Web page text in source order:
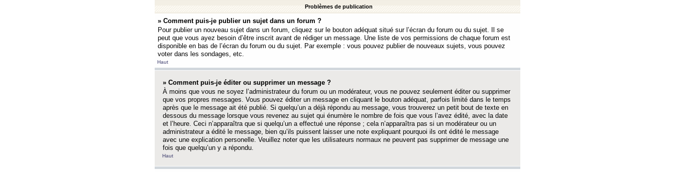
Problèmes de publication
» Comment puis-je publier un sujet dans un forum ?
Pour publier un nouveau sujet dans un forum, cliquez sur le bouton adéquat situé sur l’écran du forum ou du sujet. Il se
peut que vous ayez besoin d’être inscrit avant de rédiger un message. Une liste de vos permissions de chaque forum est
disponible en bas de l’écran du forum ou du sujet. Par exemple : vous pouvez publier de nouveaux sujets, vous pouvez
voter dans les sondages, etc.
Haut
» Comment puis-je éditer ou supprimer un message ?
À moins que vous ne soyez l’administrateur du forum ou un modérateur, vous ne pouvez seulement éditer ou supprimer
que vos propres messages. Vous pouvez éditer un message en cliquant le bouton adéquat, parfois limité dans le temps
après que le message ait été publié. Si quelqu’un a déjà répondu au message, vous trouverez un petit bout de texte en
dessous du message lorsque vous revenez au sujet qui énumère le nombre de fois que vous l’avez édité, avec la date
et l’heure. Ceci n’apparaîtra que si quelqu’un a effectué une réponse ; cela n’apparaîtra pas si un modérateur ou un
administrateur a édité le message, bien qu’ils puissent laisser une note expliquant pourquoi ils ont édité le message
avec une explication personelle. Veuillez noter que les utilisateurs normaux ne peuvent pas supprimer de message une
fois que quelqu’un y a répondu.
Haut